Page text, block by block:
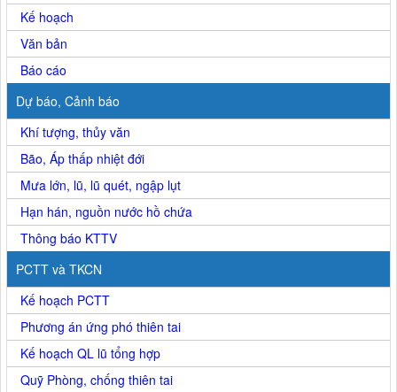
Kế hoạch
Văn bản
Báo cáo
Dự báo, Cảnh báo
Khí tượng, thủy văn
Bão, Áp thấp nhiệt đới
Mưa lớn, lũ, lũ quét, ngập lụt
Hạn hán, nguồn nước hồ chứa
Thông báo KTTV
PCTT và TKCN
Kế hoạch PCTT
Phương án ứng phó thiên tai
Kế hoạch QL lũ tổng hợp
Quỹ Phòng, chống thiên tai